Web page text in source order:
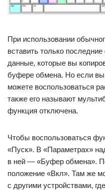
При использовании
вставить только
данные, которые вы
буфере обмена. Но если вы
можете воспользоваться
также его называют
функция отключена.
Чтобы воспользоваться
«Пуск». В «Параметрах»
в ней — «Буфер обмена».
положение «Вкл». Там же
с другими устройствами,